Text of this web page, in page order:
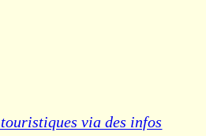
via des infos